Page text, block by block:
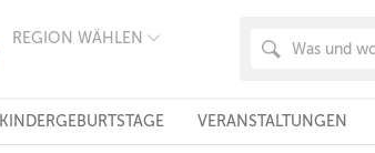
REGION WÄHLEN
FRANKFURT
KÖLN
KINDERGEBURTSTAGE VERANSTALTUNGEN